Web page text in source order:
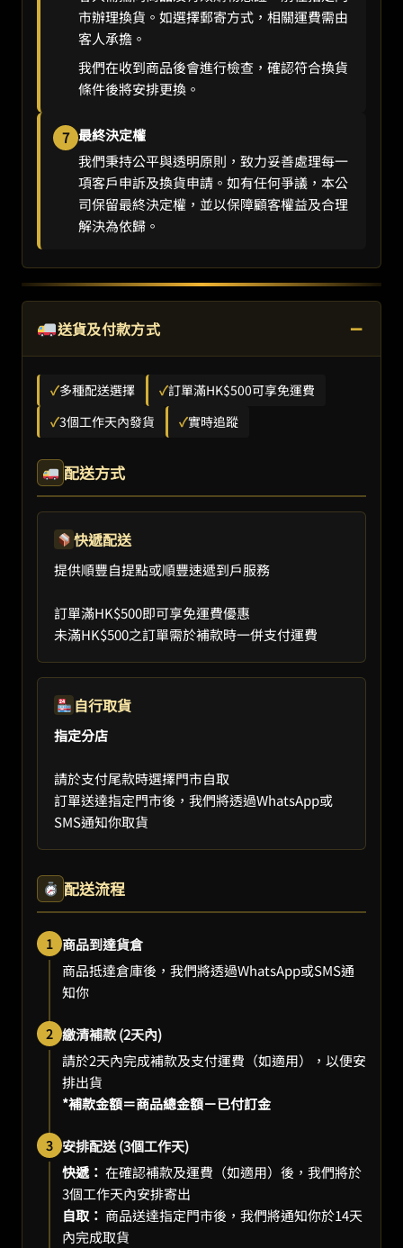
市辦理換貨。如選擇郵寄方式，相關運費需由
客人承擔。
我們在收到商品後會進行檢查，確認符合換貨
條件後將安排更換。
7 最終決定權
我們秉持公平與透明原則，致力妥善處理每一
項客戶申訴及換貨申請。如有任何爭議，本公
司保留最終決定權，並以保障顧客權益及合理
解決為依歸。
送貨及付款方式 −
✓多種配送選擇 ✓訂單滿HK$500可享免運費
✓3個工作天內發貨 ✓實時追蹤
配送方式
快遞配送
提供順豐自提點或順豐速遞到戶服務
訂單滿HK$500即可享免運費優惠
未滿HK$500之訂單需於補款時一併支付運費
自行取貨
指定分店
請於支付尾款時選擇門市自取
訂單送達指定門市後，我們將透過WhatsApp或
SMS通知你取貨
配送流程
1 商品到達貨倉
商品抵達倉庫後，我們將透過WhatsApp或SMS通
知你
2 繳清補款 (2天內)
請於2天內完成補款及支付運費（如適用），以便安
排出貨
*補款金額＝商品總金額－已付訂金
3 安排配送 (3個工作天)
快遞： 在確認補款及運費（如適用）後，我們將於
3個工作天內安排寄出
自取： 商品送達指定門市後，我們將通知你於14天
內完成取貨